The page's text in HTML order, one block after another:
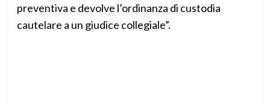
preventiva e devolve l’ordinanza di custodia
cautelare a un giudice collegiale”.